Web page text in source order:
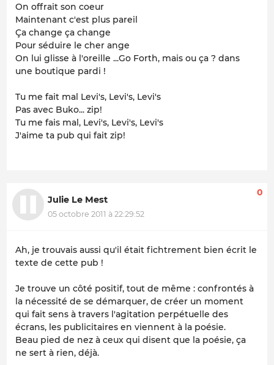
On offrait son coeur
Maintenant c'est plus pareil
Ça change ça change
Pour séduire le cher ange
On lui glisse à l'oreille ...Go Forth, mais ou ça ? dans
une boutique pardi !
Tu me fait mal Levi's, Levi's, Levi's
Pas avec Buko... zip!
Tu me fais mal, Levi's, Levi's, Levi's
J'aime ta pub qui fait zip!
Julie Le Mest
05 octobre 2011 à 22:29:52
0
Ah, je trouvais aussi qu'il était fichtrement bien écrit le
texte de cette pub !
Je trouve un côté positif, tout de même : confrontés à
la nécessité de se démarquer, de créer un moment
qui fait sens à travers l'agitation perpétuelle des
écrans, les publicitaires en viennent à la poésie.
Beau pied de nez à ceux qui disent que la poésie, ça
ne sert à rien, déjà.